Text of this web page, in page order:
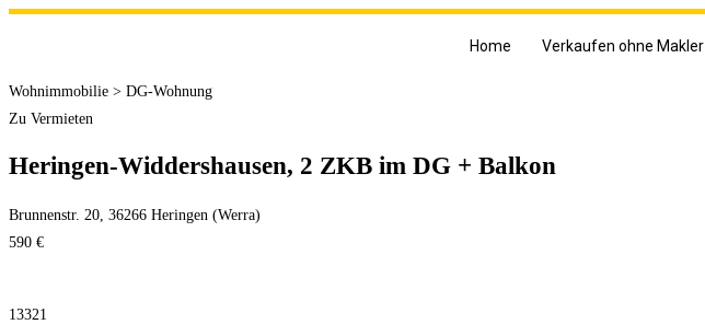
Home Verkaufen ohne Makler
Wohnimmobilie > DG-Wohnung
Zu Vermieten
Heringen-Widdershausen, 2 ZKB im DG + Balkon
Brunnenstr. 20, 36266 Heringen (Werra)
590 €
13321